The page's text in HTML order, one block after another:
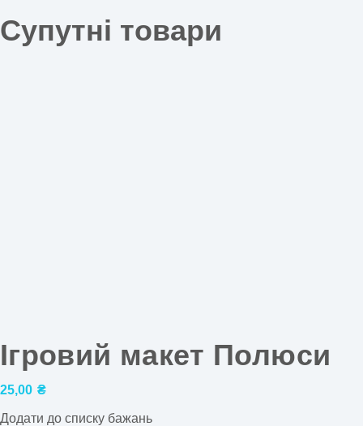
Супутні товари
Ігровий макет Полюси
25,00 ₴
Додати до списку бажань